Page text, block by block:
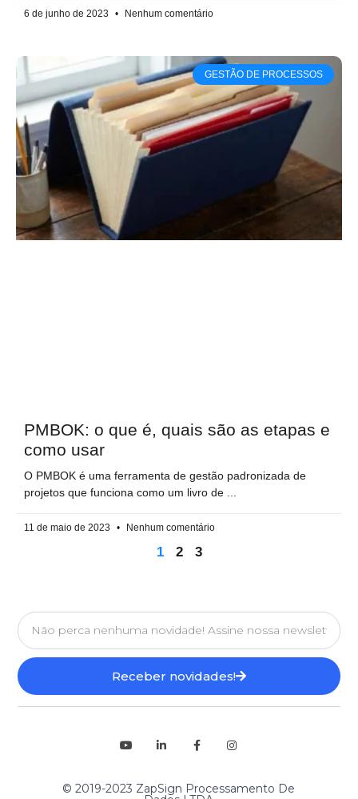
6 de junho de 2023 Nenhum comentário
GESTÃO DE PROCESSOS
PMBOK: o que é, quais são as etapas e
como usar
O PMBOK é uma ferramenta de gestão padronizada de
projetos que funciona como um livro de
11 de maio de 2023 Nenhum comentário
1 2 3
Receber novidades!
© 2019-2023 ZapSign Processamento De